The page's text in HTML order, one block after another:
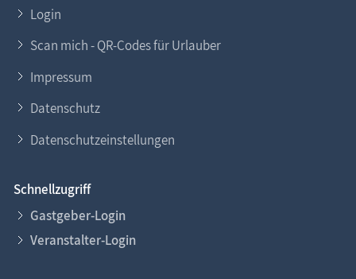
Login
Scan mich - QR-Codes für Urlauber
Impressum
Datenschutz
Datenschutzeinstellungen
Schnellzugriff
Gastgeber-Login
Veranstalter-Login